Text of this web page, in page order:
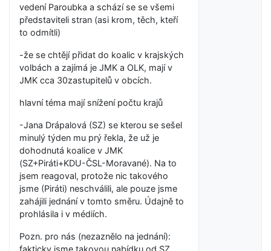
vedení Paroubka a schází se se všemi
představiteli stran (asi krom, těch, kteří
to odmítli)
-že se chtějí přidat do koalic v krajských
volbách a zajímá je JMK a OLK, mají v
JMK cca 30zastupitelů v obcích.
hlavní téma mají snížení počtu krajů
-Jana Drápalová (SZ) se kterou se sešel
minulý týden mu prý řekla, že už je
dohodnutá koalice v JMK
(SZ+Piráti+KDU-ČSL-Moravané). Na to
jsem reagoval, protože nic takového
jsme (Piráti) neschválili, ale pouze jsme
zahájili jednání v tomto směru. Údajně to
prohlásila i v médiích.
Pozn. pro nás (nezaznělo na jednání):
fakticky jsme takovou nabídku od SZ